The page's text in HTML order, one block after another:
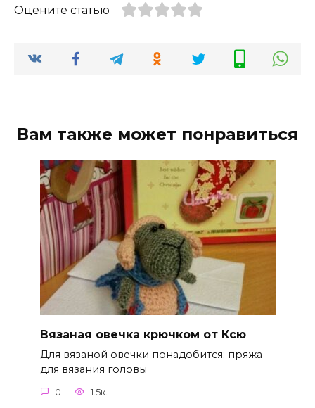
Оцените статью
Вам также может понравиться
Вязаная овечка крючком от Ксю
Для вязаной овечки понадобится: пряжа
для вязания головы
0 1.5к.